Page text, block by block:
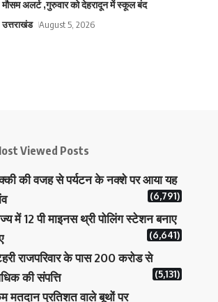
मौसम अलर्ट ,गुरुवार को देहरादून में स्कूल बंद
उत्तराखंड August 5, 2026
Viewed Posts
की वजह से पर्यटन के नक्‍शे पर आया यह
(6,791)
में 12 पी माइनस थ्री पोलिंग स्टेशन बनाए
(6,641)
राजपरिवार के पास 200 करोड से
की संपत्ति
(5,131)
मतदान प्रतिशत वाले बूथों पर